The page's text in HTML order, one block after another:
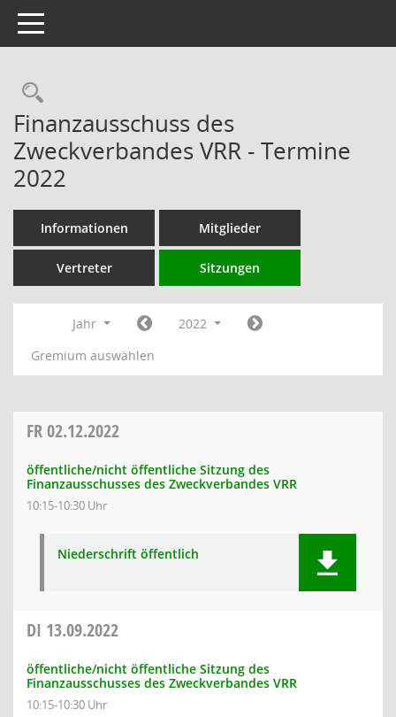
Toggle navigation
Rechercheauswahl
Finanzausschuss des
Zweckverbandes VRR - Termine
2022
Informationen Mitglieder
Vertreter Sitzungen
Jahr
2022
Gremium auswählen
FR02.12.2022
öffentliche/nicht öffentliche Sitzung des
Finanzausschusses des Zweckverbandes VRR
10:15-10:30 Uhr
Niederschrift öffentlich
DI 13.09.2022
öffentliche/nicht öffentliche Sitzung des
Finanzausschusses des Zweckverbandes VRR
10:15-10:30 Uhr